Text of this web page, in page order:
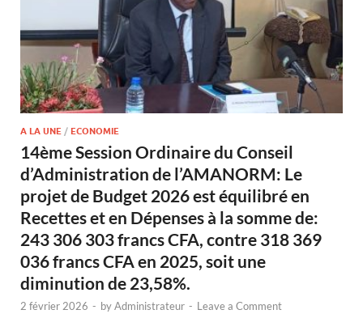
A LA UNE / ECONOMIE
14ème Session Ordinaire du Conseil
d’Administration de l’AMANORM: Le
projet de Budget 2026 est équilibré en
Recettes et en Dépenses à la somme de:
243 306 303 francs CFA, contre 318 369
036 francs CFA en 2025, soit une
diminution de 23,58%.
2 février 2026 - byAdministrateur - Leave a Comment